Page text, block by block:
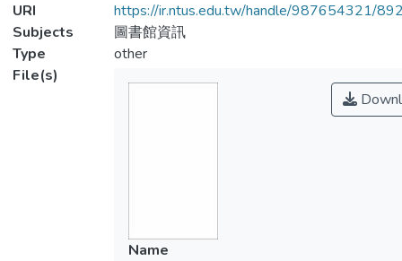
URI
https://ir.ntus.edu.tw/handle/987654321/
Subjects
圖書館資訊
Type
other
File(s)
Name